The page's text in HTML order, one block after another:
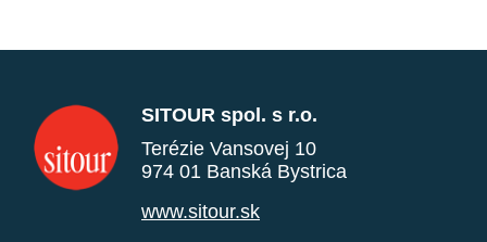
SITOUR spol. s r.o.
Terézie Vansovej 10
974 01 Banská Bystrica
www.sitour.sk